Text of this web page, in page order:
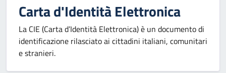
Carta d'Identità Elettronica
La CIE (Carta d’Identità Elettronica) è un documento di
identificazione rilasciato ai cittadini italiani, comunitari
e stranieri.